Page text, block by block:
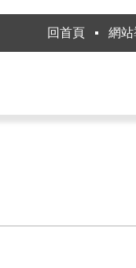
回首頁 網站